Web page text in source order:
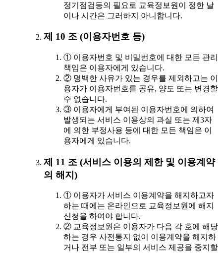
정기점검등의 필요로 교육정보원이 정한 날
이나 시간은 그러하지 아니합니다.
제 10 조 (이용자번호 등)
① 이용자번호 및 비밀번호에 대한 모든 관리
책임은 이용자에게 있습니다.
② 명백한 사유가 있는 경우를 제외하고는 이
용자가 이용자번호를 공유, 양도 또는 변경할
수 없습니다.
③ 이용자에게 부여된 이용자번호에 의하여
발생되는 서비스 이용상의 과실 또는 제3자
에 의한 부정사용 등에 대한 모든 책임은 이
용자에게 있습니다.
제 11 조 (서비스 이용의 제한 및 이용계약
의 해지)
① 이용자가 서비스 이용계약을 해지하고자
하는 때에는 온라인으로 교육정보원에 해지
신청을 하여야 합니다.
② 교육정보원은 이용자가 다음 각 호에 해당
하는 경우 사전통지 없이 이용계약을 해지하
거나 전부 또는 일부의 서비스 제공을 중지할